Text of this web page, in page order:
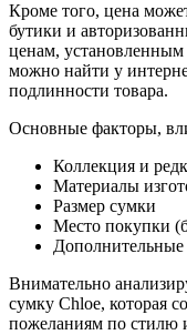
Кроме того, цена
бутики и
ценам,
можно найти у
подлинности товара.
Основные факторы,
Коллекция и
Материалы
Размер сумки
Место покупки
Дополнительные
Внимательно
сумку Chloe, которая
пожеланиям по стилю и